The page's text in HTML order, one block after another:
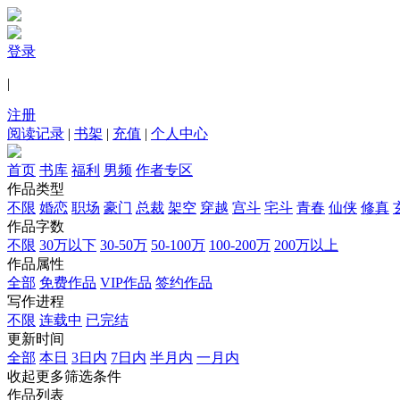
登录
|
注册
阅读记录 | 书架 | 充值 | 个人中心
首页 书库 福利 男频 作者专区
作品类型
不限 婚恋 职场 豪门 总裁 架空 穿越 宫斗 宅斗 青春 仙侠 修真
作品字数
不限 30万以下 30-50万 50-100万 100-200万 200万以上
作品属性
全部 免费作品 VIP作品 签约作品
写作进程
不限 连载中 已完结
更新时间
全部 本日 3日内 7日内 半月内 一月内
收起更多筛选条件
作品列表